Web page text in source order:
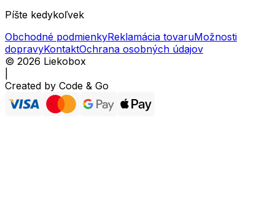
Píšte kedykoľvek
Obchodné podmienkyReklamácia tovaruMožnosti
dopravyKontaktOchrana osobných údajov
© 2026 Liekobox
Created by Code & Go